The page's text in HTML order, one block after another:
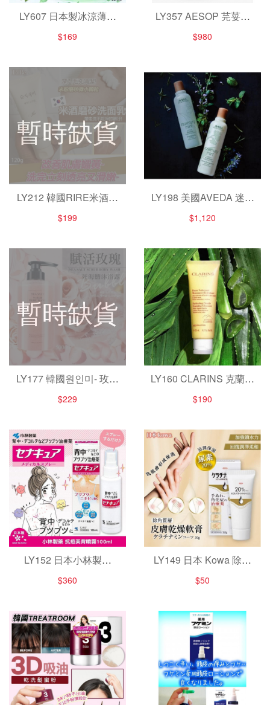
LY607 日本製冰涼薄荷
蠶絲皂（100g/顆）
$169
LY357 AESOP 芫荽籽
身體潔膚露 500ml
$980
暫時缺貨
LY212 韓國RIRE米酒磨
砂洗面乳120g
$199
LY198 美國AVEDA 迷迭
薄荷洗髮精250ml +潤髮
乳250ml (無附壓頭)
$1,120
暫時缺貨
LY177 韓國원인미- 玫瑰
果油海鹽沐浴露 500ml
$229
LY160 CLARINS 克蘭詩
阿爾卑斯純淨潔顏乳(保
濕)30ml
$190
LY152 日本小林製薬
Kobayashi Sena Cure
背部除痘噴霧 100ml
$360
LY149 日本 Kowa 除角
質層皮膚乾燥軟膏30g
$50